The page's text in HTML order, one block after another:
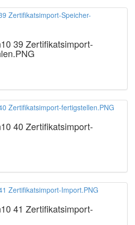
39 Zertifikatsimport-
40 Zertifikatsimport-
41 Zertifikatsimport-